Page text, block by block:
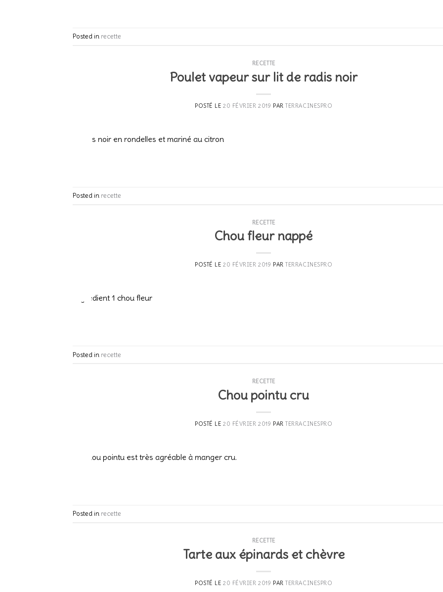
Posted in recette
RECETTE
Poulet vapeur sur lit de radis noir
POSTÉ LE20 FÉVRIER 2019 PARTERRACINESPRO
2 radis noir en rondelles et mariné au citron
Posted in recette
RECETTE
Chou fleur nappé
POSTÉ LE20 FÉVRIER 2019 PARTERRACINESPRO
Ingrédient 1 chou fleur
Posted in recette
RECETTE
Chou pointu cru
POSTÉ LE20 FÉVRIER 2019 PARTERRACINESPRO
Le chou pointu est très agréable à manger cru.
Posted in recette
RECETTE
Tarte aux épinards et chèvre
POSTÉ LE20 FÉVRIER 2019 PARTERRACINESPRO